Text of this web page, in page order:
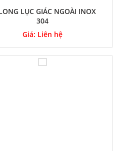
LỤC GIÁC NGOÀI INOX
304
Giá: Liên hệ